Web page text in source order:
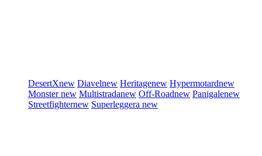
DesertXnew Diavelnew Heritagenew Hypermotardnew
Monsternew Multistradanew Off-Roadnew Panigalenew
Streetfighternew Superleggera new